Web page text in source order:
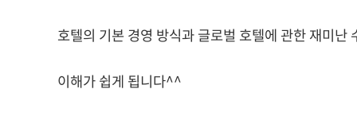
호텔의 기본 경영 방식과 글로벌 호텔에 관한 재미난
이해가 쉽게 됩니다^^